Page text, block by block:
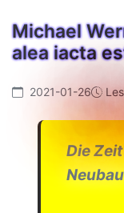
Michael
alea iacta
2021-01-26
Die